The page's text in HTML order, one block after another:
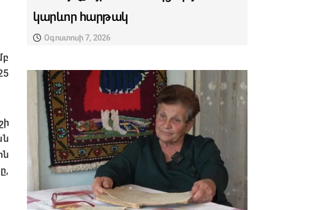
կարևոր հարթակ
Օգոստոսի 7, 2026